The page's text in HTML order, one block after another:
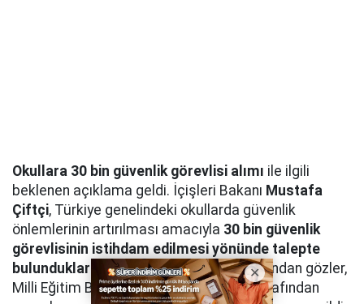
Okullara 30 bin güvenlik görevlisi alımı ile ilgili
beklenen açıklama geldi. İçişleri Bakanı Mustafa
Çiftçi, Türkiye genelindeki okullarda güvenlik
önlemlerinin artırılması amacıyla 30 bin güvenlik
görevlisinin istihdam edilmesi yönünde talepte
bulunduklarını açıkladı. Açıklamanın ardından gözler,
Milli Eğitim Bakanlığı ve ilgili kurumlar tarafından